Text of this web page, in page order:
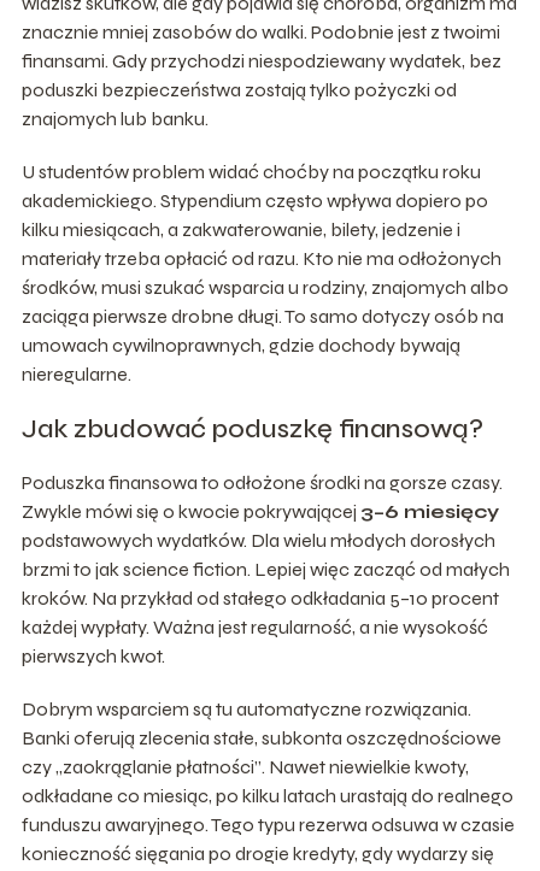
znacznie mniej zasobów do walki. Podobnie jest z twoimi
finansami. Gdy przychodzi niespodziewany wydatek, bez
poduszki bezpieczeństwa zostają tylko pożyczki od
znajomych lub banku.
U studentów problem widać choćby na początku roku
akademickiego. Stypendium często wpływa dopiero po
kilku miesiącach, a zakwaterowanie, bilety, jedzenie i
materiały trzeba opłacić od razu. Kto nie ma odłożonych
środków, musi szukać wsparcia u rodziny, znajomych albo
zaciąga pierwsze drobne długi. To samo dotyczy osób na
umowach cywilnoprawnych, gdzie dochody bywają
nieregularne.
Jak zbudować poduszkę finansową?
Poduszka finansowa to odłożone środki na gorsze czasy.
Zwykle mówi się o kwocie pokrywającej 3–6 miesięcy
podstawowych wydatków. Dla wielu młodych dorosłych
brzmi to jak science fiction. Lepiej więc zacząć od małych
kroków. Na przykład od stałego odkładania 5–10 procent
każdej wypłaty. Ważna jest regularność, a nie wysokość
pierwszych kwot.
Dobrym wsparciem są tu automatyczne rozwiązania.
Banki oferują zlecenia stałe, subkonta oszczędnościowe
czy „zaokrąglanie płatności”. Nawet niewielkie kwoty,
odkładane co miesiąc, po kilku latach urastają do realnego
funduszu awaryjnego. Tego typu rezerwa odsuwa w czasie
konieczność sięgania po drogie kredyty, gdy wydarzy się